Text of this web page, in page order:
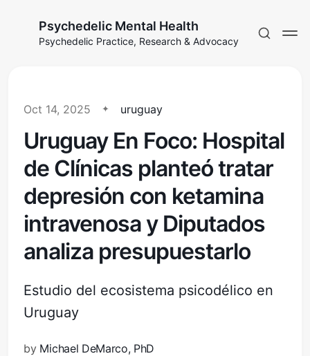
Psychedelic Mental Health
Psychedelic Practice, Research & Advocacy
Oct 14, 2025 uruguay
Uruguay En Foco: Hospital
de Clínicas planteó tratar
depresión con ketamina
intravenosa y Diputados
analiza presupuestarlo
Estudio del ecosistema psicodélico en
Uruguay
by Michael DeMarco, PhD